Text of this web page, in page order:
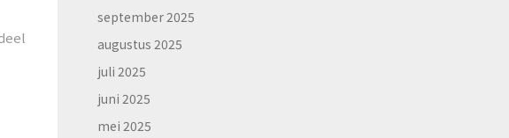
september 2025
augustus 2025
juli 2025
juni 2025
mei 2025